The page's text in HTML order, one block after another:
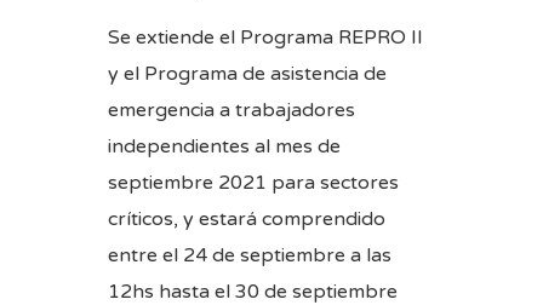
Se extiende el Programa REPRO II
y el Programa de asistencia de
emergencia a trabajadores
independientes al mes de
septiembre 2021 para sectores
críticos, y estará comprendido
entre el 24 de septiembre a las
12hs hasta el 30 de septiembre